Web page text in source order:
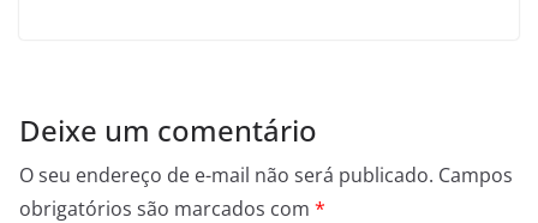
Deixe um comentário
O seu endereço de e-mail não será publicado. Campos
obrigatórios são marcados com *